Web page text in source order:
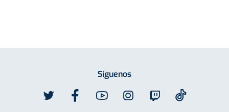
Síguenos